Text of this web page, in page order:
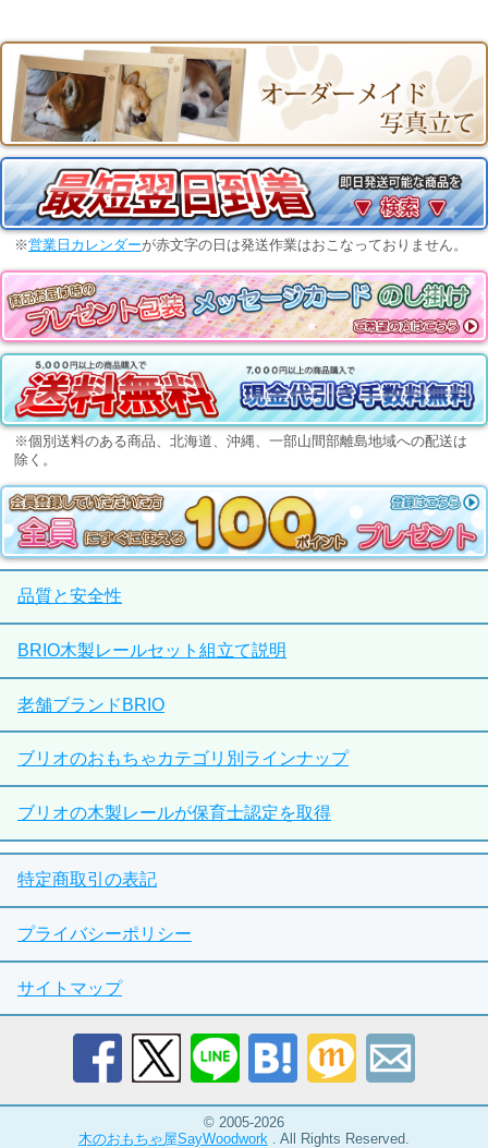
※営業日カレンダーが赤文字の日は発送作業はおこなっておりません。
※個別送料のある商品、北海道、沖縄、一部山間部離島地域への配送は
除く。
品質と安全性
BRIO木製レールセット組立て説明
老舗ブランドBRIO
ブリオのおもちゃカテゴリ別ラインナップ
ブリオの木製レールが保育士認定を取得
特定商取引の表記
プライバシーポリシー
サイトマップ
© 2005-2026
木のおもちゃ屋SayWoodwork . All Rights Reserved.